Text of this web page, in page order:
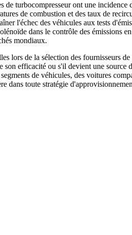
turbocompresseur ont une
de combustion et des taux de
l'échec des véhicules aux tests
dans le contrôle des émissions
mondiaux.
lors de la sélection des fournisseurs
efficacité ou s'il devient une source
de véhicules, des voitures
dans toute stratégie